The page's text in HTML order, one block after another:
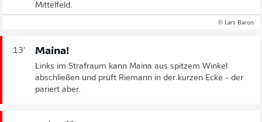
Mittelfeld.
© Lars Baron
13' Maina!
Links im Strafraum kann Maina aus spitzem Winkel
abschließen und prüft Riemann in der kurzen Ecke - der
pariert aber.